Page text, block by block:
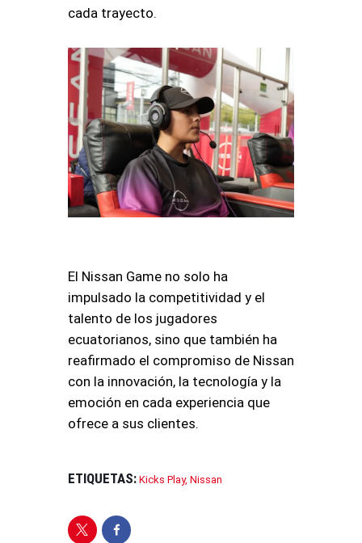
cada trayecto.
El Nissan Game no solo ha
impulsado la competitividad y el
talento de los jugadores
ecuatorianos, sino que también ha
reafirmado el compromiso de Nissan
con la innovación, la tecnología y la
emoción en cada experiencia que
ofrece a sus clientes.
ETIQUETAS: Kicks Play, Nissan